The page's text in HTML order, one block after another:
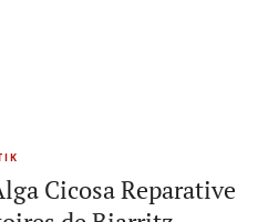
Cicosa Reparative